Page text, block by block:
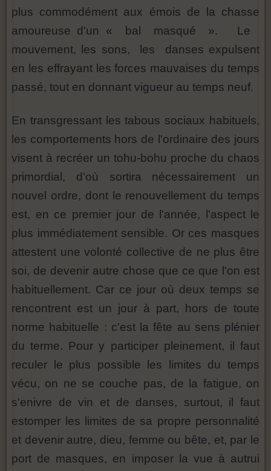
plus commodément aux émois de la chasse
amoureuse d'un « bal masqué ». Le
mouvement, les sons, les danses expulsent
en les effrayant les forces mauvaises du temps
passé, tout en donnant vigueur au temps neuf.
En transgressant les tabous sociaux habituels,
les comportements hors de l'ordinaire des jours
visent à recréer un tohu-bohu proche du chaos
primordial, d'où sortira nécessairement un
nouvel ordre, dont le renouvellement du temps
est, en ce premier jour de l'année, l'aspect le
plus immédiatement sensible. Or ces masques
attestent une volonté collective de ne plus être
soi, de devenir autre chose que ce que l'on est
habituellement. Car ce jour où deux temps se
rencontrent est un jour à part, hors de toute
norme habituelle : c'est la fête au sens plénier
du terme. Pour y participer pleinement, il faut
reculer le plus possible les limites du temps
vécu, on ne se couche pas, de la fatigue, on
s'enivre de vin et de danses, surtout, il faut
estomper les limites de sa propre personnalité
et devenir autre, dieu, femme ou bête, et, par le
port de masques, en imposer la vue à autrui